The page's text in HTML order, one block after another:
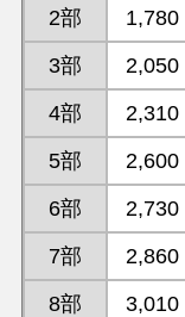
2部
1,780
3部
2,050
4部
2,310
5部
2,600
6部
2,730
7部
2,860
8部
3,010